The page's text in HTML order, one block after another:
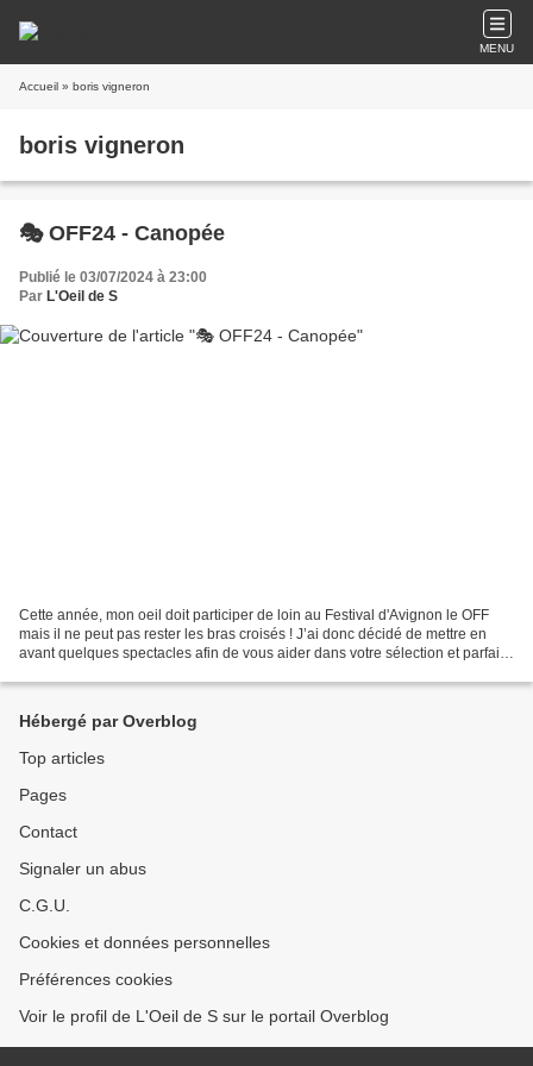
MENU
Accueil » boris vigneron
boris vigneron
🎭 OFF24 - Canopée
Publié le 03/07/2024 à 23:00
Par L'Oeil de S
Cette année, mon oeil doit participer de loin au Festival d'Avignon le OFF
mais il ne peut pas rester les bras croisés ! J’ai donc décidé de mettre en
avant quelques spectacles afin de vous aider dans votre sélection et parfaire
Hébergé par Overblog
Top articles
Pages
Contact
Signaler un abus
C.G.U.
Cookies et données personnelles
Préférences cookies
Voir le profil de L'Oeil de S sur le portail Overblog